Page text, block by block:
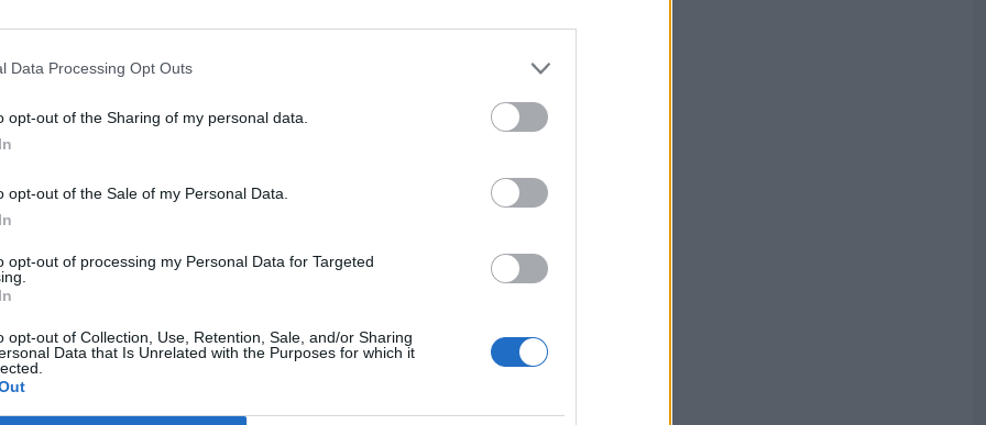
Data Processing Opt Outs
opt-out of the Sharing of my personal data.
opt-out of the Sale of my Personal Data.
opt-out of processing my Personal Data for Targeted
opt-out of Collection, Use, Retention, Sale, and/or Sharing
Data that Is Unrelated with the Purposes for which it
egy
egy
Kezdési időpontot